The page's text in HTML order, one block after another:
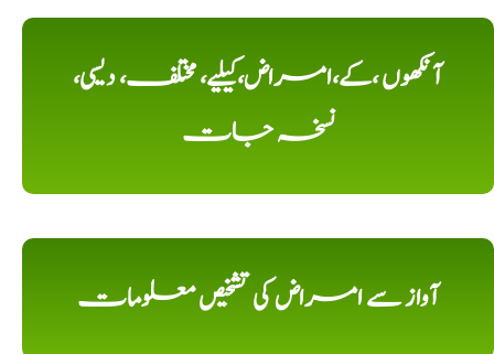
آنکھوں ،کے،امراض،کیلیے، مختلف، دیسی،
نسخہ جات
آواز سے امراض کی تشخیص معلومات